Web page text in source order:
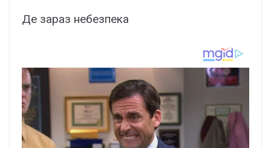
Де зараз небезпека